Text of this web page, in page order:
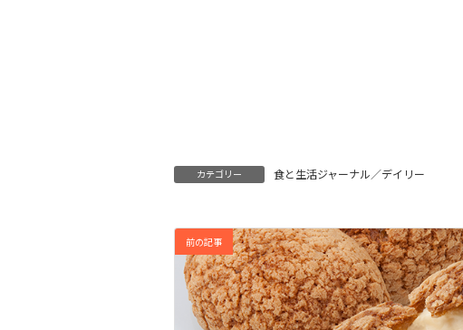
カテゴリー 食と生活ジャーナル／デイリー
前の記事